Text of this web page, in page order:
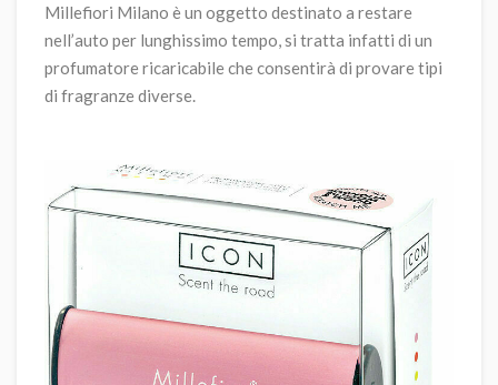
Millefiori Milano è un oggetto destinato a restare
nell’auto per lunghissimo tempo, si tratta infatti di un
profumatore ricaricabile che consentirà di provare tipi
di fragranze diverse.